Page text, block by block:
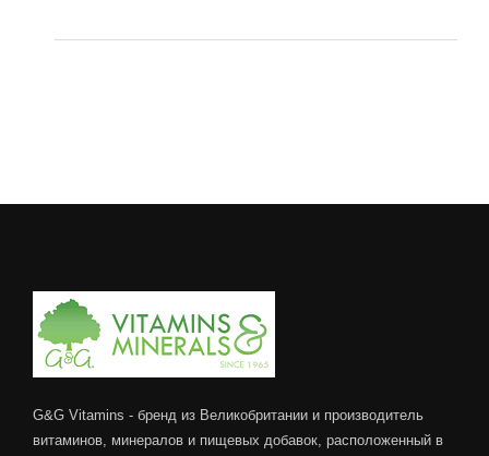
G&G Vitamins - бренд из Великобритании и производитель
витаминов, минералов и пищевых добавок, расположенный в